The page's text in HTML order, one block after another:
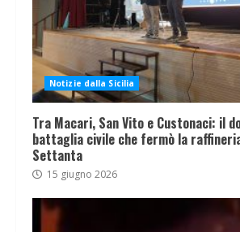
Notizie dalla Sicilia
Tra Macari, San Vito e Custonaci: il
battaglia civile che fermò la
Settanta
15 giugno 2026